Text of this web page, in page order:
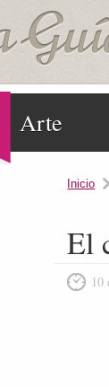
Arte
Inicio
El
10